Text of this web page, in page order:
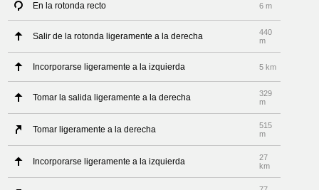
En la rotonda recto 6 m
Salir de la rotonda ligeramente a la derecha
440
m
Incorporarse ligeramente a la izquierda 5 km
Tomar la salida ligeramente a la derecha
329
m
Tomar ligeramente a la derecha
515
m
Incorporarse ligeramente a la izquierda
27
km